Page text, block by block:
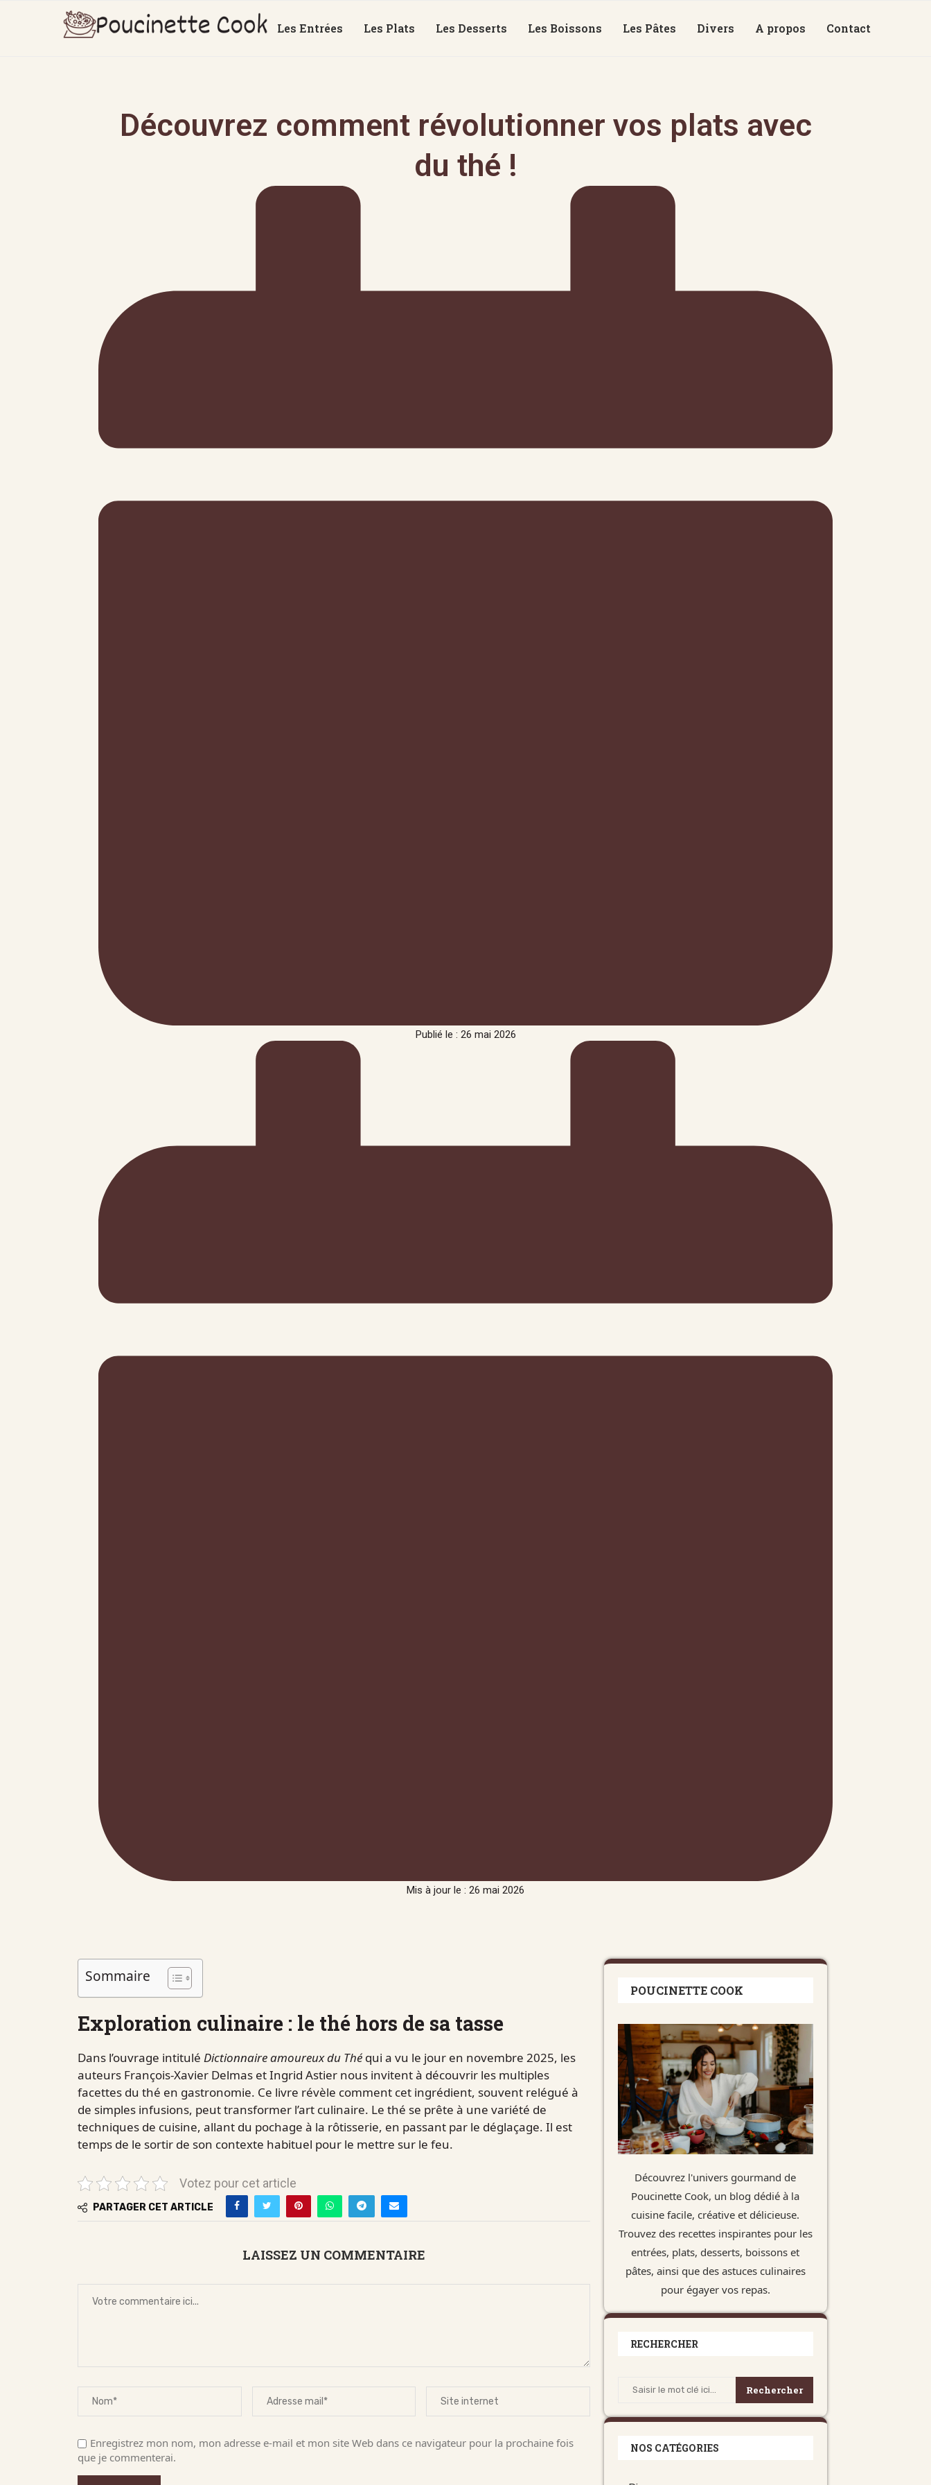
Les Entrées Les Plats Les Desserts Les Boissons Les Pâtes Divers A propos Contact
Découvrez comment révolutionner vos plats avec
du thé !
Publié le : 26 mai 2026
Mis à jour le : 26 mai 2026
Sommaire
Exploration culinaire : le thé hors de sa tasse
Dans l’ouvrage intitulé Dictionnaire amoureux du Thé qui a vu le jour en novembre 2025, les
auteurs François-Xavier Delmas et Ingrid Astier nous invitent à découvrir les multiples
facettes du thé en gastronomie. Ce livre révèle comment cet ingrédient, souvent relégué à
de simples infusions, peut transformer l’art culinaire. Le thé se prête à une variété de
techniques de cuisine, allant du pochage à la rôtisserie, en passant par le déglaçage. Il est
temps de le sortir de son contexte habituel pour le mettre sur le feu.
Votez pour cet article
PARTAGER CET ARTICLE
LAISSEZ UN COMMENTAIRE
Enregistrez mon nom, mon adresse e-mail et mon site Web dans ce navigateur pour la prochaine fois
que je commenterai.
POUCINETTE COOK
Découvrez l'univers gourmand de
Poucinette Cook, un blog dédié à la
cuisine facile, créative et délicieuse.
Trouvez des recettes inspirantes pour les
entrées, plats, desserts, boissons et
pâtes, ainsi que des astuces culinaires
pour égayer vos repas.
RECHERCHER
Rechercher
NOS CATÉGORIES